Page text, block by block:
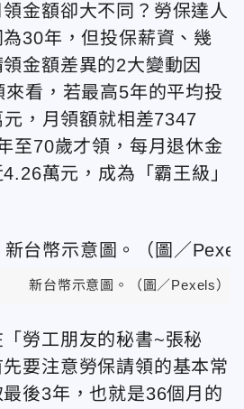
金額卻大不同？勞保達人
30年，但投保薪資、幾
金額差異的2大變動因
看，若最高5年的平均投
，月領額就相差7347
至70歲才領，每月退休金
萬元，成為「霸王級」
新台幣示意圖。（圖／Pexels）
勞工朋友的秘書~張秘
要注意勞保請領的基本常
後3年，也就是36個月的